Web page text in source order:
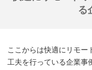
る
ここからは快適にリモー
工夫を行っている企業事